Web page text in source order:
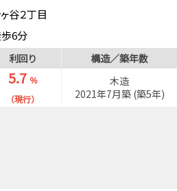
谷２丁目
6分
利回り 構造／築年数
5.7 ％
（現行）
木造
2021年7月築 (築5年)